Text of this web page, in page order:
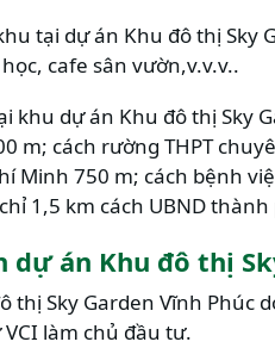
tại dự án Khu đô thị Sky
cafe sân vườn,v.v.v..
khu dự án Khu đô thị Sky
m; cách rường THPT
Minh 750 m; cách bệnh
1,5 km cách UBND
dự án Khu đô thị
thị Sky Garden Vĩnh Phúc
làm chủ đầu tư.